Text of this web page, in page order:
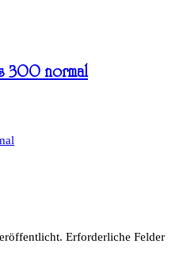
300 normal
Erforderliche Felder